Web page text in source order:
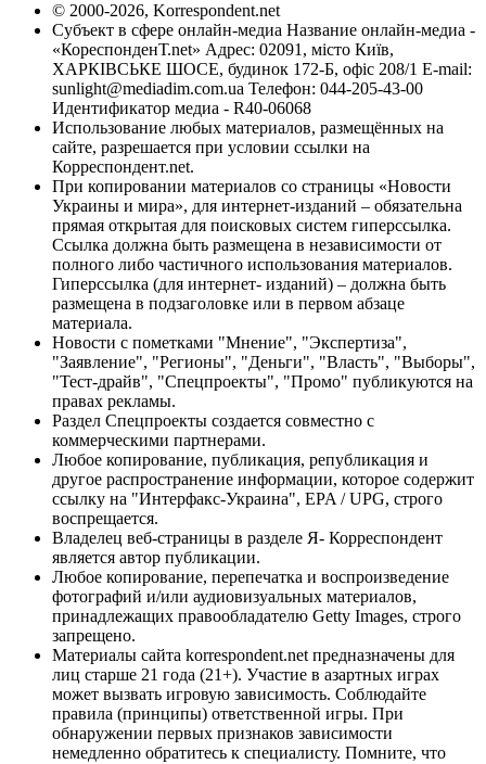
© 2000-2026, Korrespondent.net
Субъект в сфере онлайн-медиа Название онлайн-медиа -
«КореспонденТ.net» Адрес: 02091, місто Київ,
ХАРКІВСЬКЕ ШОСЕ, будинок 172-Б, офіс 208/1 E-mail:
sunlight@mediadim.com.ua Телефон: 044-205-43-00
Идентификатор медиа - R40-06068
Использование любых материалов, размещённых на
сайте, разрешается при условии ссылки на
Корреспондент.net.
При копировании материалов со страницы «Новости
Украины и мира», для интернет-изданий – обязательна
прямая открытая для поисковых систем гиперссылка.
Ссылка должна быть размещена в независимости от
полного либо частичного использования материалов.
Гиперссылка (для интернет- изданий) – должна быть
размещена в подзаголовке или в первом абзаце
материала.
Новости с пометками "Мнение", "Экспертиза",
"Заявление", "Регионы", "Деньги", "Власть", "Выборы",
"Тест-драйв", "Спецпроекты", "Промо" публикуются на
правах рекламы.
Раздел Спецпроекты создается совместно с
коммерческими партнерами.
Любое копирование, публикация, републикация и
другое распространение информации, которое содержит
ссылку на "Интерфакс-Украина", EPA / UPG, строго
воспрещается.
Владелец веб-страницы в разделе Я- Корреспондент
является автор публикации.
Любое копирование, перепечатка и воспроизведение
фотографий и/или аудиовизуальных материалов,
принадлежащих правообладателю Getty Images, строго
запрещено.
Материалы сайта korrespondent.net предназначены для
лиц старше 21 года (21+). Участие в азартных играх
может вызвать игровую зависимость. Соблюдайте
правила (принципы) ответственной игры. При
обнаружении первых признаков зависимости
немедленно обратитесь к специалисту. Помните, что